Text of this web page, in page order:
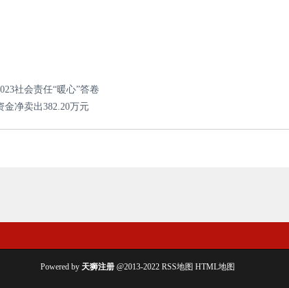
社会责任“暖心”答卷
金净卖出382.20万元
Powered by 天狮注册 @2013-2022 RSS地图 HTML地图